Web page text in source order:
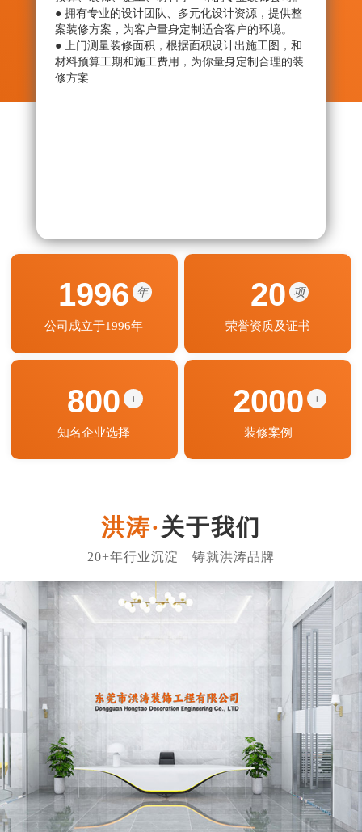
● 拥有专业的设计团队、多元化设计资源，提供整
案装修方案，为客户量身定制适合客户的环境。
● 上门测量装修面积，根据面积设计出施工图，和
材料预算工期和施工费用，为你量身定制合理的装
修方案
1996 年
公司成立于1996年
20 项
荣誉资质及证书
800 +
知名企业选择
2000 +
装修案例
关于我们